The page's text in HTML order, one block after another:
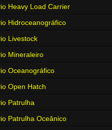
Heavy Load Carrier
Hidroceanográfico
Livestock
Mineraleiro
Oceanográfico
Open Hatch
Patrulha
Patrulha Oceânico